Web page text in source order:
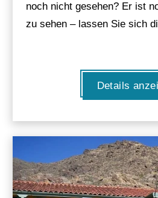
noch nicht gesehen? Er ist
zu sehen – lassen Sie sich
Details